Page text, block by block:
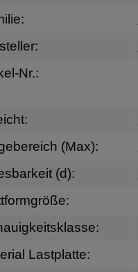
Nr.:
(Max):
(d):
Lastplatte: